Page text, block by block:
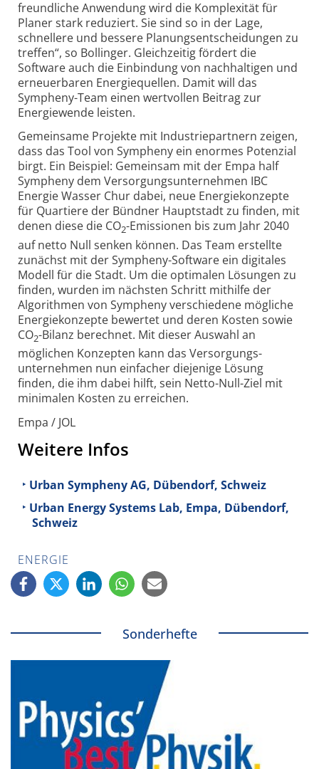
freundliche Anwendung wird die Komplexität für
Planer stark reduziert. Sie sind so in der Lage,
schnellere und bessere Planungs­entscheidungen zu
treffen“, so Bollinger. Gleichzeitig fördert die
Software auch die Einbindung von nachhaltigen und
erneuerbaren Energiequellen. Damit will das
Sympheny-Team einen wertvollen Beitrag zur
Energiewende leisten.
Gemeinsame Projekte mit Industrie­partnern zeigen,
dass das Tool von Sympheny ein enormes Potenzial
birgt. Ein Beispiel: Gemeinsam mit der Empa half
Sympheny dem Versorgungs­unternehmen IBC
Energie Wasser Chur dabei, neue Energiekonzepte
für Quartiere der Bündner Hauptstadt zu finden, mit
denen diese die CO2-Emissionen bis zum Jahr 2040
auf netto Null senken können. Das Team erstellte
zunächst mit der Sympheny-Software ein digitales
Modell für die Stadt. Um die optimalen Lösungen zu
finden, wurden im nächsten Schritt mithilfe der
Algorithmen von Sympheny verschiedene mögliche
Energie­konzepte bewertet und deren Kosten sowie
CO2-Bilanz berechnet. Mit dieser Auswahl an
möglichen Konzepten kann das Versorgungs­
unternehmen nun einfacher diejenige Lösung
finden, die ihm dabei hilft, sein Netto-Null-Ziel mit
minimalen Kosten zu erreichen.
Empa / JOL
Weitere Infos
Urban Sympheny AG, Dübendorf, Schweiz
Urban Energy Systems Lab, Empa, Dübendorf,
Schweiz
ENERGIE
Sonderhefte